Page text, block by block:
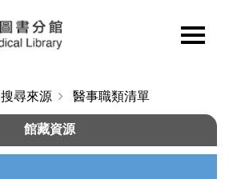
搜尋來源 醫事職類清單
館藏資源